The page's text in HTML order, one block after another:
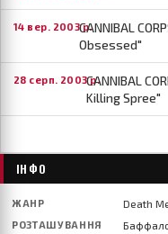
14 вер. 2003 р.CANNIBAL
Obsessed"
28 серп. 2003 р.CANNIBAL
Killing Spree"
ІНФО
ЖАНР Death
РОЗТАШУВАННЯ